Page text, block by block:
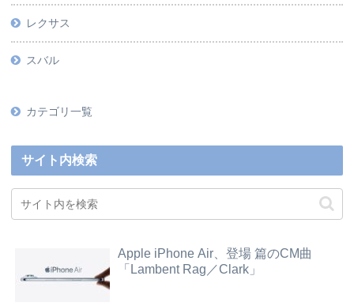
レクサス
スバル
カテゴリ一覧
サイト内検索
Apple iPhone Air、登場 篇のCM曲
「Lambent Rag／Clark」